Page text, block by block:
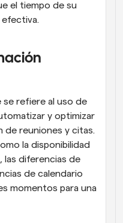
el tiempo de su
se refiere al uso de
y optimizar
de reuniones y citas.
la disponibilidad
las diferencias de
de calendario
momentos para una